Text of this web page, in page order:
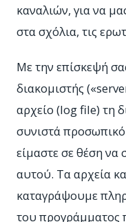
καναλιών, για να
στα σχόλια, τις
Με την επίσκεψή
διακομιστής
αρχείο (log file) τη
συνιστά
είμαστε σε θέση να
αυτού. Τα αρχεία
καταγράψουμε
του προγράμματος